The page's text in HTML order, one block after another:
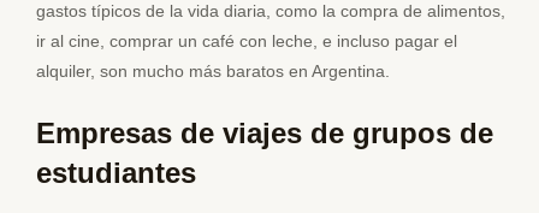
gastos típicos de la vida diaria, como la compra de alimentos,
ir al cine, comprar un café con leche, e incluso pagar el
alquiler, son mucho más baratos en Argentina.
Empresas de viajes de grupos de
estudiantes